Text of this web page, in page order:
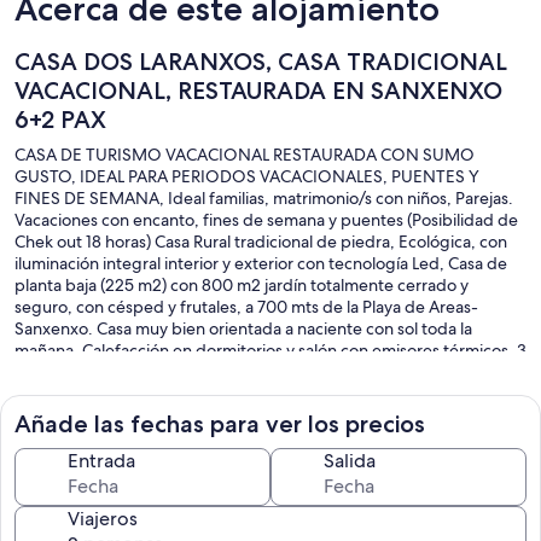
Acerca de este alojamiento
CASA DOS LARANXOS, CASA TRADICIONAL
VACACIONAL, RESTAURADA EN SANXENXO
6+2 PAX
CASA DE TURISMO VACACIONAL RESTAURADA CON SUMO
GUSTO, IDEAL PARA PERIODOS VACACIONALES, PUENTES Y
FINES DE SEMANA, Ideal familias, matrimonio/s con niños, Parejas.
Vacaciones con encanto, fines de semana y puentes (Posibilidad de
Chek out 18 horas) Casa Rural tradicional de piedra, Ecológica, con
iluminación integral interior y exterior con tecnología Led, Casa de
planta baja (225 m2) con 800 m2 jardín totalmente cerrado y
seguro, con césped y frutales, a 700 mts de la Playa de Areas-
Sanxenxo. Casa muy bien orientada a naciente con sol toda la
mañana. Calefacción en dormitorios y salón con emisores térmicos, 3
gemelas) (posibilidad de una cuarta habitación SUPLEMENTARIA en
el ático, con dos camas gemelas para dos personas) 2 baños
completos (uno en suite en el dormitorio principal de matrimonio
que incluye TV Plasma 24 pulgadas), salón de estar con comedor
c/chimenea francesa y TV LED 40 PULGADAS, cocina amplia y
completa, todos los electrodomésticos y útiles de cocina, porche
cubierto exterior con barbacoa/asador sala de estar y comedor,
Añade las fechas para ver los precios
Entrada Salida
Viajeros